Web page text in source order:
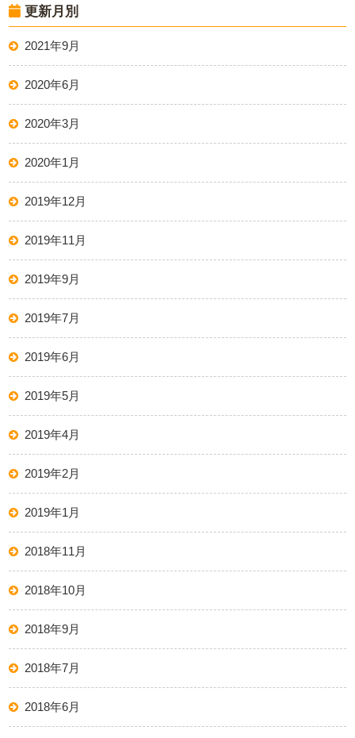
更新月別
2021年9月
2020年6月
2020年3月
2020年1月
2019年12月
2019年11月
2019年9月
2019年7月
2019年6月
2019年5月
2019年4月
2019年2月
2019年1月
2018年11月
2018年10月
2018年9月
2018年7月
2018年6月